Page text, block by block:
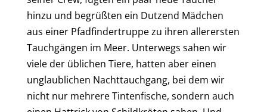
hinzu und begrüßten ein Dutzend Mädchen
aus einer Pfadfindertruppe zu ihren allerersten
Tauchgängen im Meer. Unterwegs sahen wir
viele der üblichen Tiere, hatten aber einen
unglaublichen Nachttauchgang, bei dem wir
nicht nur mehrere Tintenfische, sondern auch